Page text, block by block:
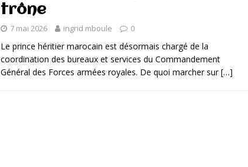
trône
7 mai 2026 ingrid mboule 0
Le prince héritier marocain est désormais chargé de la
coordination des bureaux et services du Commandement
Général des Forces armées royales. De quoi marcher sur[…]